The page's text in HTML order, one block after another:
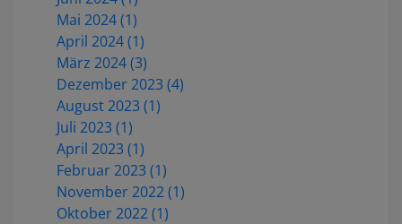
Mai 2024 (1)
April 2024 (1)
März 2024 (3)
Dezember 2023 (4)
August 2023 (1)
Juli 2023 (1)
April 2023 (1)
Februar 2023 (1)
November 2022 (1)
Oktober 2022 (1)